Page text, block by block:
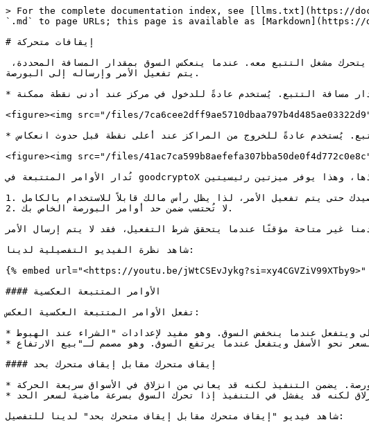
> For the complete documentation index, see [llms.txt](https://
`.md` to page URLs; this page is available as [Markdown](https://
# إيقافات متحركة
يتم تفعيل الأمر وإرساله إلى البورصة.
* الشراء المتتبع يتبع السعر نحو الأسفل ويتفعل عندما يرتد السوق صعودًا بمقدار مسافة التتبع. يُستخدم عادةً للدخول في مركز عند أدنى نقطة ممكنة.
<figure><img src="/files/
* البيع المتتبع يتبع السعر نحو الأعلى ويتفعل عندما يتراجع السوق بمقدار مسافة التتبع. يُستخدم عادةً للخروج من المراكز عند أعلى نقطة قبل حدوث انعكاس.
<figure><img src="/files/
تُدار الأوامر المتتبعة في goodcryptoX على خوادمنا حتى يتم تفعيلها. لا تعرف البورصة عنها حتى يتم تنفيذها، وهذا يوفر ميزتين رئيسيتين:
1. لا يتم تجميد رصيدك حتى يتم تفعيل الأمر، لذا يظل رأس مالك قابلاً للاستخدام بالكامل.
2. لا تُحتسب ضمن حد أوامر البورصة الخاص بك.
غير متاحة مؤقتًا عندما يتحقق شرط التفعيل، فقد لا يتم إرسال الأمر.
شاهد نظرة الفيديو التفصيلية لدينا:
{% embed url="<https://youtu.be/jWtCSEvJykg?si=xy4CGVZiV99XTby9>"
#### الأوامر المتتبعة العكسية
تفعل الأوامر المتتبعة العكسية العكس:
* الشراء المتتبع العكسي يتبع السعر نحو الأعلى ويتفعل عندما ينخفض السوق. وهو مفيد لإعدادات "الشراء عند الهبوط".
* البيع المتتبع العكسي يتبع السعر نحو الأسفل ويتفعل عندما يرتفع السوق. وهو مصمم لـ"بيع الارتفاع".
#### إيقاف متحرك مقابل إيقاف متحرك بحد
* إيقاف متحرك (سوق): عندما تتحقق الشروط يتم إرسال أمر سوق إلى البورصة. يضمن التنفيذ لكنه قد يعاني من انزلاق في الأسواق سريعة الحركة.
* إيقاف متحرك بحد: يضع أمر حد على البورصة عند سعر التفعيل. يحمي من الانزلاق لكنه قد يفشل في التنفيذ إذا تحرك السوق بسرعة ماضية لسعر الحد.
شاهد فيديو "إيقاف متحرك مقابل إيقاف متحرك بحد" لدينا للتفصيل: